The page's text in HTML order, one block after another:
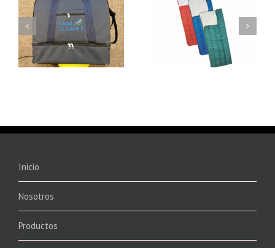
8701 – SACO
CONVERTIBLE
8702 – SACO
CONVERTIBLE
Inicio
Nosotros
Productos